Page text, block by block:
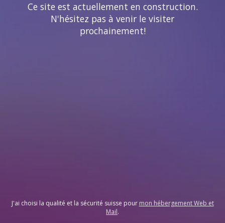
Ce site est actuellement en construction.
N'hésitez pas à venir le visiter
prochainement!
J'ai choisi la qualité et la sécurité suisse pour mon hébergement Web et
Mail.